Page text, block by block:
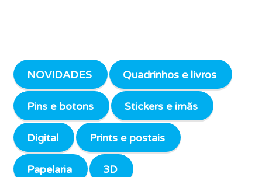
NOVIDADES Quadrinhos e livros
Pins e botons Stickers e imãs
Digital Prints e postais
Papelaria 3D